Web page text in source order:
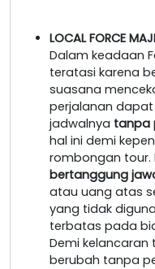
LOCAL FORCE
Dalam keadaan
teratasi karena
suasana
perjalanan
jadwalnya tanpa
hal ini demi
rombongan tour.
bertanggung
atau uang atas
yang tidak
terbatas pada
Demi
berubah tanpa